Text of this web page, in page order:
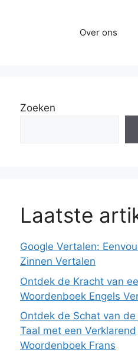
Over ons
Zoeken
Laatste
Google Vertalen:
Zinnen Vertalen
Ontdek de Kracht van
Woordenboek Engels
Ontdek de Schat van de
Taal met een Verklarend
Woordenboek Frans